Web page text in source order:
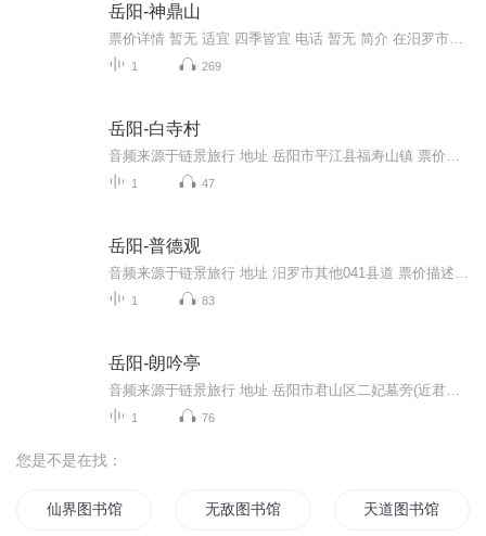
岳阳-神鼎山
1 269
岳阳-白寺村
1 47
岳阳-普德观
1 83
岳阳-朗吟亭
1 76
您是不是在找：
仙界图书馆 无敌图书馆 天道图书馆